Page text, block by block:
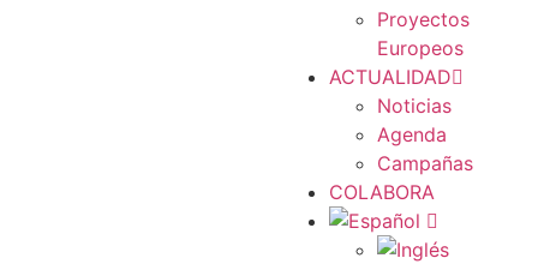
Proyectos
Europeos
ACTUALIDAD
Noticias
Agenda
Campañas
COLABORA